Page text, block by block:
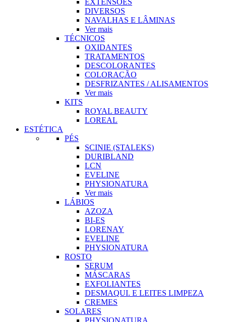
DIVERSOS
NAVALHAS E LÂMINAS
Ver mais
TÉCNICOS
OXIDANTES
TRATAMENTOS
DESCOLORANTES
COLORAÇÃO
DESFRIZANTES / ALISAMENTOS
Ver mais
KITS
ROYAL BEAUTY
LOREAL
ESTÉTICA
PÉS
SCINIE (STALEKS)
DURIBLAND
LCN
EVELINE
PHYSIONATURA
Ver mais
LÁBIOS
AZOZA
BI-ES
LORENAY
EVELINE
PHYSIONATURA
ROSTO
SERUM
MÁSCARAS
EXFOLIANTES
DESMAQUI. E LEITES LIMPEZA
CREMES
SOLARES
PHYSIONATURA